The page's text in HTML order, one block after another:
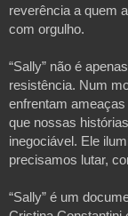
reverência a quem
com orgulho.
“Sally” não é
resistência. Num
enfrentam
que nossas
inegociável. Ele
precisamos lutar,
“Sally” é um